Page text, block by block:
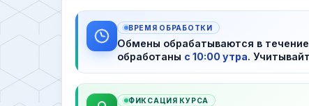
ВРЕМЯ ОБРАБОТКИ
Обмены обрабатываются в течение
обработаны с 10:00 утра.
ФИКСАЦИЯ КУРСА